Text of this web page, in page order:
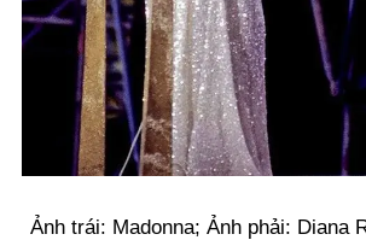
Ảnh trái: Madonna; Ảnh phải: Diana